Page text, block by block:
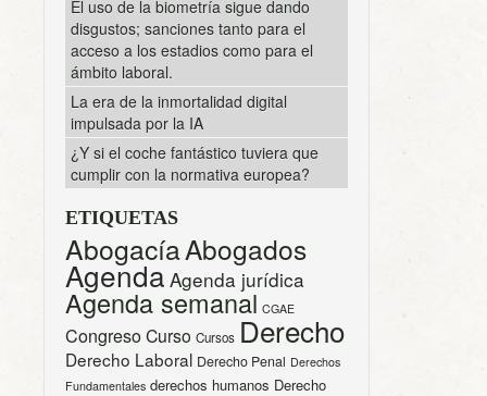
El uso de la biometría sigue dando
disgustos; sanciones tanto para el
acceso a los estadios como para el
ámbito laboral.
La era de la inmortalidad digital
impulsada por la IA
¿Y si el coche fantástico tuviera que
cumplir con la normativa europea?
ETIQUETAS
AbogacíaAbogados
Agenda Agenda jurídica
Agenda semanal CGAE
CongresoCurso Cursos Derecho
Derecho Laboral Derecho Penal Derechos
Fundamentales derechos humanos Derecho